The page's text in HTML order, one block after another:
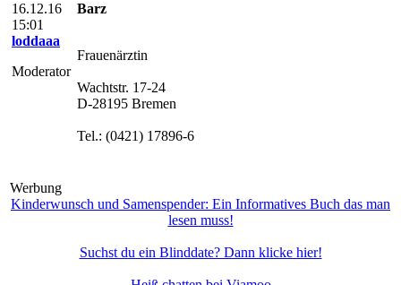
16.12.16
15:01
loddaaa
Moderator
Barz
Frauenärztin
Wachtstr. 17-24
D-28195 Bremen
Tel.: (0421) 17896-6
Werbung
Kinderwunsch und Samenspender: Ein Informatives Buch das man
lesen muss!
Suchst du ein Blinddate? Dann klicke hier!